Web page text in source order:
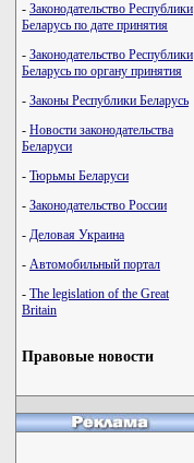
- Законодательство Республики
Беларусь по дате принятия
- Законодательство Республики
Беларусь по органу принятия
- Законы Республики Беларусь
- Новости законодательства
Беларуси
- Тюрьмы Беларуси
- Законодательство России
- Деловая Украина
- Автомобильный портал
- The legislation of the Great
Britain
Правовые новости